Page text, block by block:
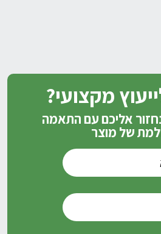
מקצועי?
אליכם עם התאמה
של מוצר